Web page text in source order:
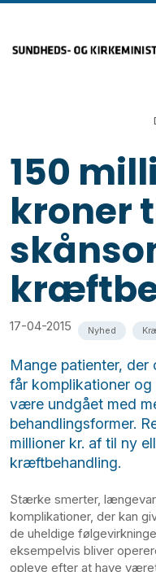
150
kroner
17-04-2015 Nyhed
Mange patienter,
får komplikationer og
være undgået med
behandlingsformer.
millioner kr. af til ny
kræftbehandling.
Stærke smerter,
komplikationer, der kan
de uheldige
eksempelvis bliver
opleve efter at have